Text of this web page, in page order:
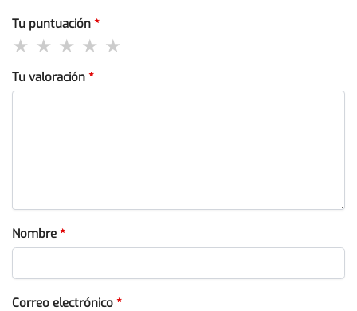
Tu puntuación *
Tu valoración *
Nombre *
Correo electrónico *